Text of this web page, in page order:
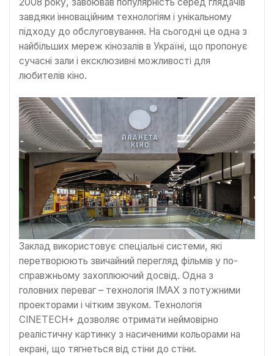
завдяки інноваційним технологіям і унікальному
підходу до обслуговування. На сьогодні це одна з
найбільших мереж кінозалів в Україні, що пропонує
сучасні зали і ексклюзивні можливості для
любителів кіно.
Заклад використовує спеціальні системи, які
перетворюють звичайний перегляд фільмів у по-
справжньому захоплюючий досвід. Одна з
головних переваг – технологія IMAX з потужними
проекторами і чітким звуком. Технологія
CINETECH+ дозволяє отримати неймовірно
реалістичну картинку з насиченими кольорами на
екрані, що тягнеться від стіни до стіни.